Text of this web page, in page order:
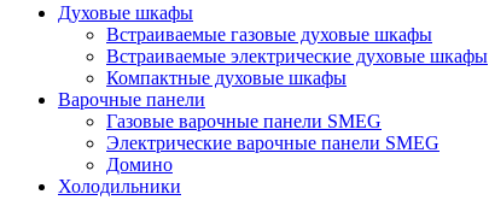
Духовые шкафы
Встраиваемые газовые духовые шкафы
Встраиваемые электрические духовые шкафы
Компактные духовые шкафы
Варочные панели
Газовые варочные панели SMEG
Электрические варочные панели SMEG
Домино
Холодильники